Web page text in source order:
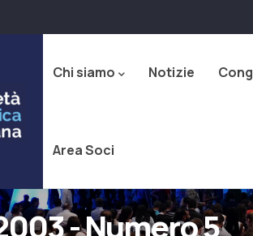
principale
Chi siamo Notizie
Area Soci
- Numero 5